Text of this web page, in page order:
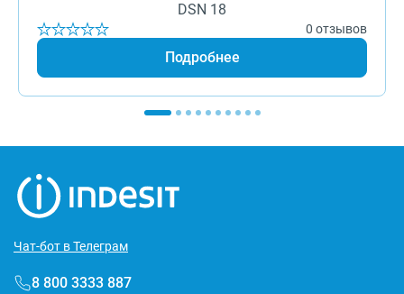
DSN 18
0 отзывов
Подробнее
Чат-бот в Телеграм
8 800 3333 887